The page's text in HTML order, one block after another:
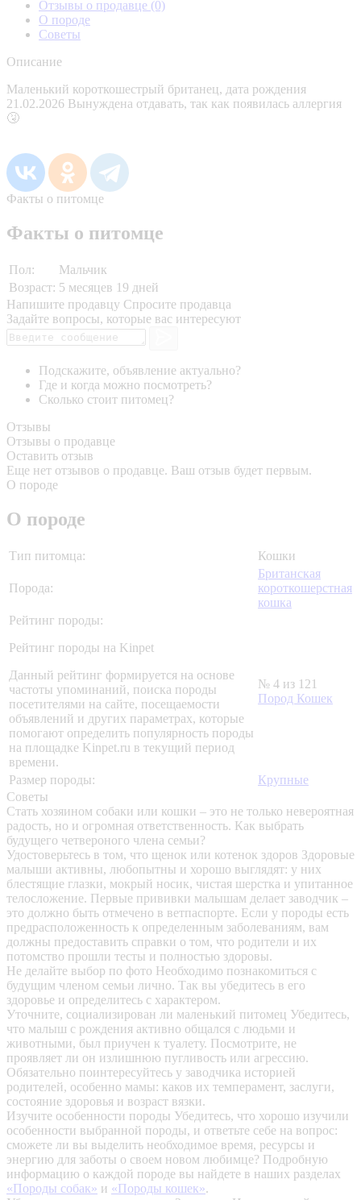
Отзывы о продавце (0)
О породе
Советы
Описание
Маленький короткошестрый британец, дата рождения
21.02.2026 Вынуждена отдавать, так как появилась аллергия
🤧
Факты о питомце
Факты о питомце
Пол:
Мальчик
Возраст: 5 месяцев 19 дней
Напишите продавцу Спросите продавца
Задайте вопросы, которые вас интересуют
Подскажите, объявление актуально?
Где и когда можно посмотреть?
Сколько стоит питомец?
Отзывы
Отзывы о продавце
Оставить отзыв
Еще нет отзывов о продавце. Ваш отзыв будет первым.
О породе
О породе
Тип питомца: Кошки
Порода:
Британская
короткошерстная
кошка
Рейтинг породы:
Рейтинг породы на Kinpet
Данный рейтинг формируется на основе
частоты упоминаний, поиска породы
посетителями на сайте, посещаемости
объявлений и других параметрах, которые
помогают определить популярность породы
на площадке Kinpet.ru в текущий период
времени.
№ 4 из 121
Пород Кошек
Размер породы:
Крупные
Советы
Стать хозяином собаки или кошки – это не только невероятная
радость, но и огромная ответственность. Как выбрать
будущего четвероного члена семьи?
Удостоверьтесь в том, что щенок или котенок здоров Здоровые
малыши активны, любопытны и хорошо выглядят: у них
блестящие глазки, мокрый носик, чистая шерстка и упитанное
телосложение. Первые прививки малышам делает заводчик –
это должно быть отмечено в ветпаспорте. Если у породы есть
предрасположенность к определенным заболеваниям, вам
должны предоставить справки о том, что родители и их
потомство прошли тесты и полностью здоровы.
Не делайте выбор по фото Необходимо познакомиться с
будущим членом семьи лично. Так вы убедитесь в его
здоровье и определитесь с характером.
Уточните, социализирован ли маленький питомец Убедитесь,
что малыш с рождения активно общался с людьми и
животными, был приучен к туалету. Посмотрите, не
проявляет ли он излишнюю пугливость или агрессию.
Обязательно поинтересуйтесь у заводчика историей
родителей, особенно мамы: каков их темперамент, заслуги,
состояние здоровья и возраст вязки.
Изучите особенности породы Убедитесь, что хорошо изучили
особенности выбранной породы, и ответьте себе на вопрос:
сможете ли вы выделить необходимое время, ресурсы и
энергию для заботы о своем новом любимце? Подробную
информацию о каждой породе вы найдете в наших разделах
«Породы собак» и «Породы кошек».